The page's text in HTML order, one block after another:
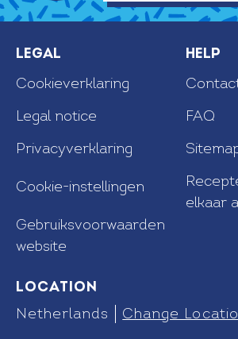
Legal
Cookieverklaring
Legal notice
Privacyverklaring
Cookie-instellingen
Gebruiksvoorwaarden
website
Help
FAQ
elkaar
Location
Netherlands
Change